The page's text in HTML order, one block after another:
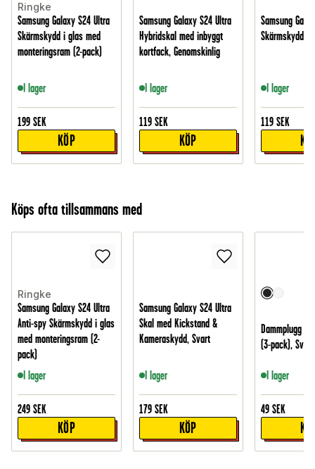
Ringke
Samsung Galaxy S24 Ultra
Skärmskydd i glas med
monteringsram (2-pack)
I lager
199 SEK
KÖP
Samsung Galaxy S24 Ultra
Hybridskal med inbyggt
kortfack, Genomskinlig
I lager
119 SEK
KÖP
Samsung
Skärmskydd i
I lager
119 SEK
Köps ofta tillsammans med
Ringke
Samsung Galaxy S24 Ultra
Anti-spy Skärmskydd i glas
med monteringsram (2-
pack)
I lager
249 SEK
KÖP
Samsung Galaxy S24 Ultra
Skal med Kickstand &
Kameraskydd, Svart
I lager
179 SEK
KÖP
Dammplugg
(3-pack), Svart
I lager
49 SEK